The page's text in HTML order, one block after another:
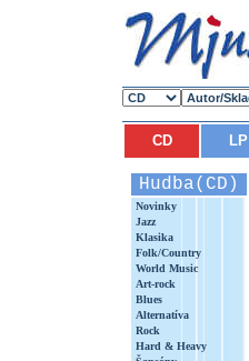
CD LP
Hudba(CD)
Novinky
Jazz
Klasika
Folk/Country
World Music
Art-rock
Blues
Alternatíva
Rock
Hard & Heavy